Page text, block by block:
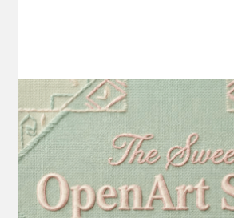
Introducing OpenArt Suite:
Without the Chaos
Every tool you need, finally in
fundamentally rearchitected the
creation experience so your
moves as fast as your ideas do.
March 20, 2026